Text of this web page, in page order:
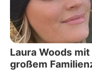
Laura Woods
großem